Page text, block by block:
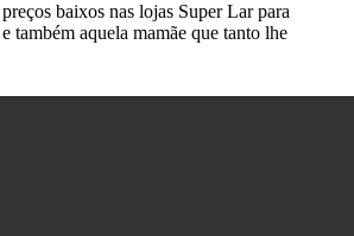
baixos nas lojas Super Lar para
também aquela mamãe que tanto lhe